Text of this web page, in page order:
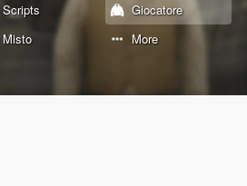
Scripts
Giocatore
Misto More